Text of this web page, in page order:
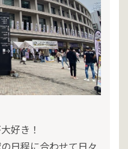
好き！
日程に合わせて日々